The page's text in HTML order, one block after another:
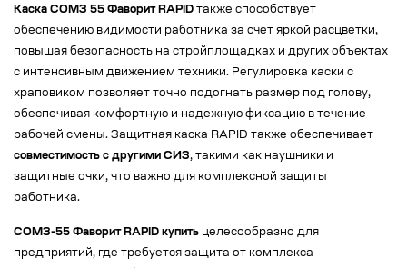
Каска СОМЗ 55 Фаворит RAPID также способствует
обеспечению видимости работника за счет яркой расцветки,
повышая безопасность на стройплощадках и других объектах
с интенсивным движением техники. Регулировка каски с
храповиком позволяет точно подогнать размер под голову,
обеспечивая комфортную и надежную фиксацию в течение
рабочей смены. Защитная каска RAPID также обеспечивает
совместимость с другими СИЗ, такими как наушники и
защитные очки, что важно для комплексной защиты
работника.
СОМЗ-55 Фаворит RAPID купить целесообразно для
предприятий, где требуется защита от комплекса